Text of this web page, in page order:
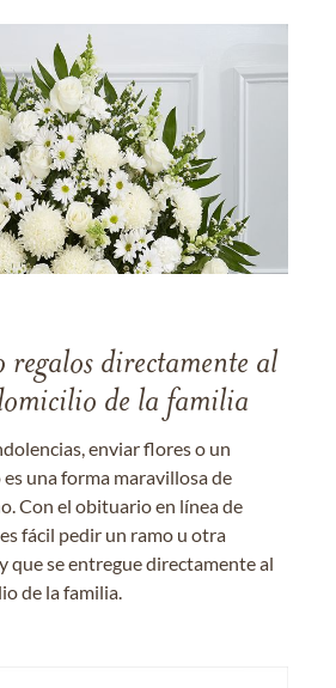
regalos directamente al
de la familia
enviar flores o un
una forma maravillosa de
Con el obituario en línea de
fácil pedir un ramo u otra
que se entregue directamente al
de la familia.